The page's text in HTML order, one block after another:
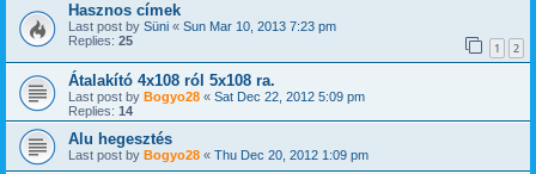
Hasznos címek
Last post by Süni « Sun Mar 10, 2013 7:23 pm
Replies: 25 1 2
Átalakító 4x108 ról 5x108 ra.
Last post by Bogyo28 « Sat Dec 22, 2012 5:09 pm
Replies: 14
Alu hegesztés
Last post by Bogyo28 « Thu Dec 20, 2012 1:09 pm